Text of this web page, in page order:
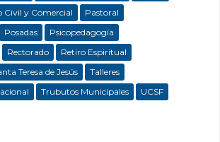
Civil y Comercial
Pastoral
Posadas
Psicopedagogía
Rectorado
Retiro Espiritual
Teresa de Jesús
Talleres
Trubutos Municipales UCSF